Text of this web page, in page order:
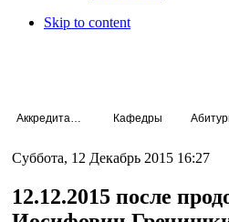
Skip to content
Кафедры
Суббота, 12 Декабрь 2015 16:27
12.12.2015 после